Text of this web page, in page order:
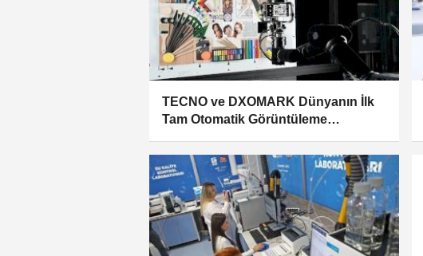
TECNO ve DXOMARK Dünyanın İlk
Tam Otomatik Görüntüleme